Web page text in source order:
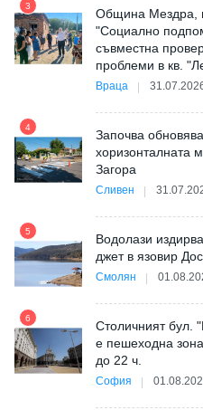
3
Община Мездра,
"Социално
съвместна
проблеми в кв.
Враца
4
Започва
хоризонталната
Загора
Сливен
5
Водолази
джет в язовир
Смолян
6
Столичният бул.
е пешеходна
до 22 ч.
София